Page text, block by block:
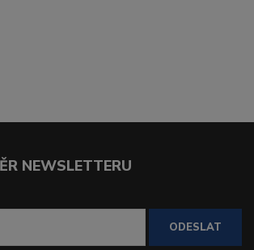
NEWSLETTERU
ODESLAT